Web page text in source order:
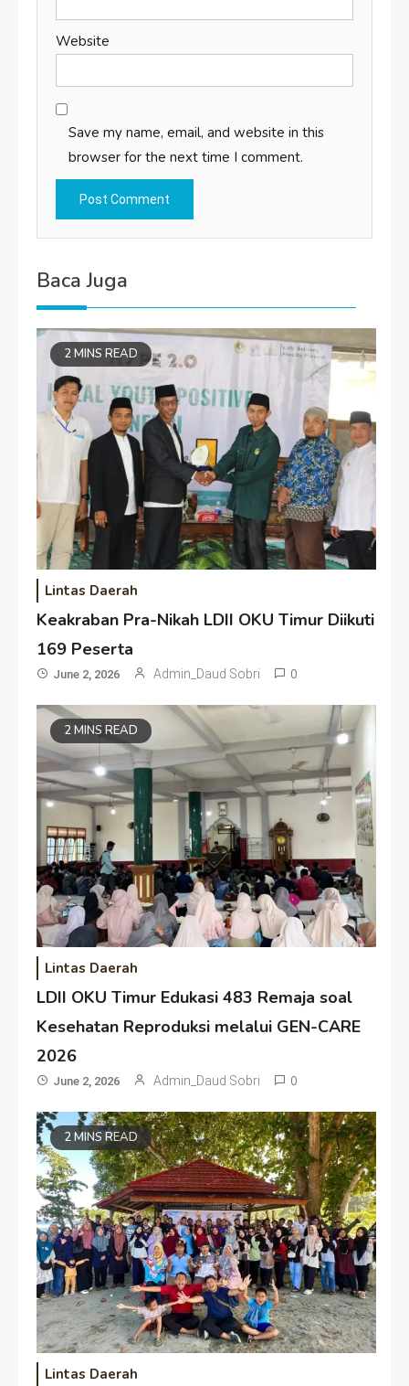
Website
Save my name, email, and website in this
browser for the next time I comment.
Baca Juga
2 MINS READ
Lintas Daerah
Keakraban Pra-Nikah LDII OKU Timur Diikuti
169 Peserta
June 2, 2026 Admin_Daud Sobri 0
2 MINS READ
Lintas Daerah
LDII OKU Timur Edukasi 483 Remaja soal
Kesehatan Reproduksi melalui GEN-CARE
2026
June 2, 2026 Admin_Daud Sobri 0
2 MINS READ
Lintas Daerah